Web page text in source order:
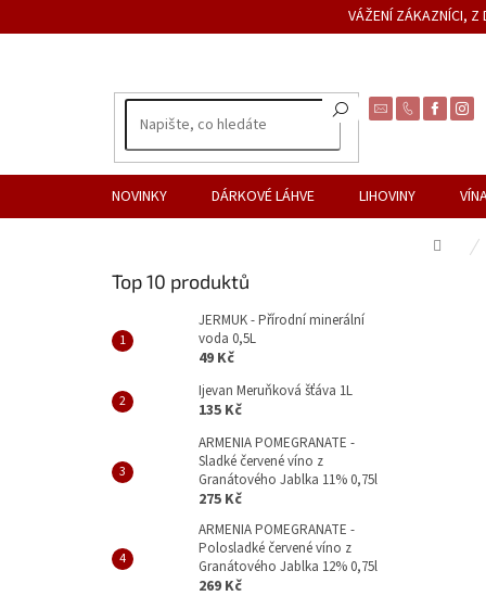
na
VÁŽENÍ ZÁKAZNÍCI, Z
NOVINKY DÁRKOVÉ LÁHVE LIHOVINY
Domů
Top 10 produktů
JERMUK - Přírodní minerální
voda 0,5L
49 Kč
Ijevan Meruňková šťáva 1L
135 Kč
ARMENIA POMEGRANATE -
Sladké červené víno z
Granátového Jablka 11% 0,75l
275 Kč
ARMENIA POMEGRANATE -
Polosladké červené víno z
Granátového Jablka 12% 0,75l
269 Kč